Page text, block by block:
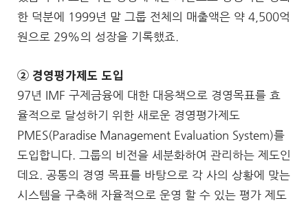
한 덕분에 1999년 말 그룹 전체의 매출액은 약 4,500억
원으로 29%의 성장을 기록했죠.
② 경영평가제도 도입
97년 IMF 구제금융에 대한 대응책으로 경영목표를 효
율적으로 달성하기 위한 새로운 경영평가제도
PMES(Paradise Management Evaluation System)를
도입합니다. 그룹의 비전을 세분화하여 관리하는 제도인
데요. 공통의 경영 목표를 바탕으로 각 사의 상황에 맞는
시스템을 구축해 자율적으로 운영 할 수 있는 평가 제도